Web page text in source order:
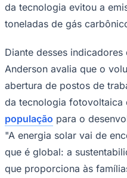
da tecnologia evitou a
toneladas de gás
Diante desses
Anderson avalia que o
abertura de postos de
da tecnologia fotovoltaica
população para o
"A energia solar vai de
que é global: a
que proporciona às